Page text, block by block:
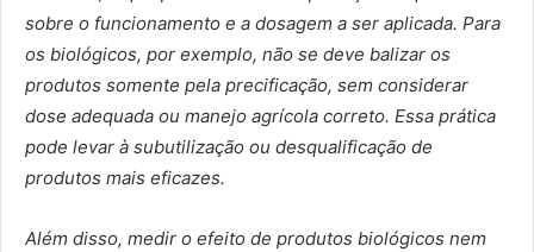
sobre o funcionamento e a dosagem a ser aplicada. Para
os biológicos, por exemplo, não se deve balizar os
produtos somente pela precificação, sem considerar
dose adequada ou manejo agrícola correto. Essa prática
pode levar à subutilização ou desqualificação de
produtos mais eficazes.
Além disso, medir o efeito de produtos biológicos nem